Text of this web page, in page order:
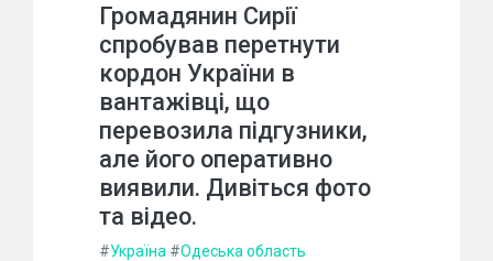
Громадянин Сирії
спробував перетнути
кордон України в
вантажівці, що
перевозила підгузники,
але його оперативно
виявили. Дивіться фото
та відео.
#Україна #Одеська область